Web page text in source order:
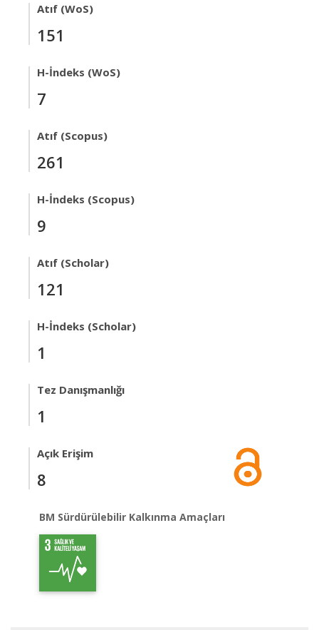
Atıf (WoS)
151
H-İndeks (WoS)
7
Atıf (Scopus)
261
H-İndeks (Scopus)
9
Atıf (Scholar)
121
H-İndeks (Scholar)
1
Tez Danışmanlığı
1
Açık Erişim
8
BM Sürdürülebilir Kalkınma Amaçları